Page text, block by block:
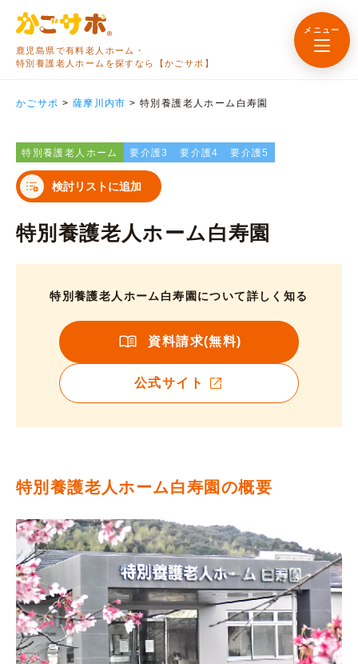
鹿児島県で有料老人ホーム・
特別養護老人ホームを探すなら【かごサポ】
メニュー
かごサポ > 薩摩川内市 >特別養護老人ホーム白寿園
特別養護老人ホーム 要介護3 要介護4 要介護5
検討リストに追加
特別養護老人ホーム白寿園
特別養護老人ホーム白寿園について詳しく知る
資料請求(無料)
公式サイト
特別養護老人ホーム白寿園の概要